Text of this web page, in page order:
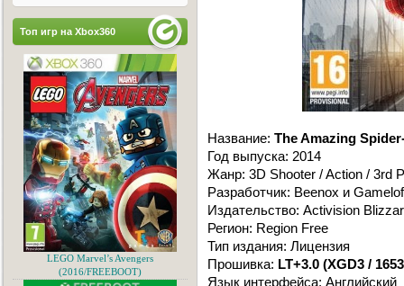
Название: The Amazing
Год выпуска: 2014
Жанр: 3D Shooter / Action / 3rd
Разработчик: Beenox и
Издательство: Activision
Регион: Region Free
Тип издания: Лицензия
Прошивка: LT+3.0 (XGD3 /
Язык интерфейса: Английский
Топ игр на Xbox360
LEGO Marvel’s Avengers
(2016/FREEBOOT)